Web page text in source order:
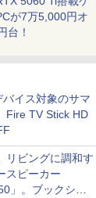
が7万5,000円オ
台！
イス対象のサマ
Fire TV Stick HD
リビングに調和す
スピーカー
」。ブックシェ